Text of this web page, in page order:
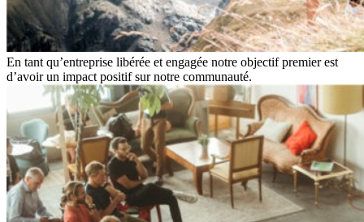
En tant qu’entreprise libérée et engagée notre objectif premier est
d’avoir un impact positif sur notre communauté.